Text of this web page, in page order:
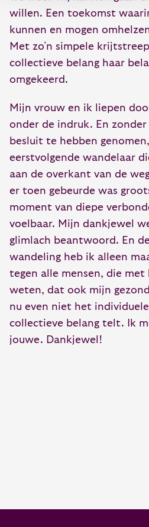
willen. Een toekomst
kunnen en mogen
Met zo’n simpele
collectieve belang haar
omgekeerd.
Mijn vrouw en ik liepen
onder de indruk. En
besluit te hebben
eerstvolgende wandelaar
aan de overkant van de
er toen gebeurde was
moment van diepe
voelbaar. Mijn dankjewel
glimlach beantwoord. En
wandeling heb ik alleen
tegen alle mensen, die
weten, dat ook mijn
nu even niet het
collectieve belang telt. Ik
jouwe. Dankjewel!